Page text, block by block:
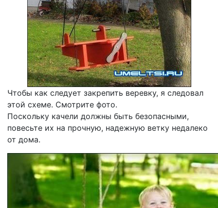
Чтобы как следует закрепить веревку, я следовал
этой схеме. Смотрите фото.
Поскольку качели должны быть безопасными,
повесьте их на прочную, надежную ветку недалеко
от дома.